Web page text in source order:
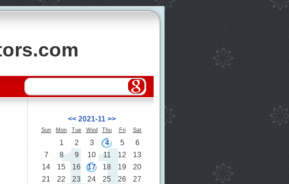
<< 2021-11 >>
Sun Mon Tue Wed Thu Fri Sat
1 2 3 4 5
6
7
8 9 10 11 12
13
14
15 16 17 18 19
20
21
22 23 24 25 26
27